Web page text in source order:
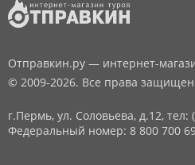
Отправкин.ру — интернет-
© 2009-2026. Все права
г.Пермь, ул. Соловьева, д.12, тел:
Федеральный номер: 8 800 700